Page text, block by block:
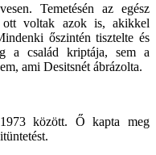
Temetésén az egész
ott voltak azok is, akikkel
őszintén tisztelte és
a család kriptája, sem a
ami Desitsnét ábrázolta.
között. Ő kapta meg